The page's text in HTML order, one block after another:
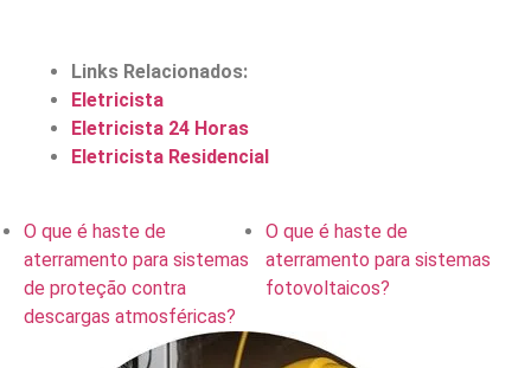
Links Relacionados:
Eletricista
Eletricista 24 Horas
Eletricista Residencial
O que é haste de
aterramento para sistemas
de proteção contra
descargas atmosféricas?
O que é haste de
aterramento para sistemas
fotovoltaicos?